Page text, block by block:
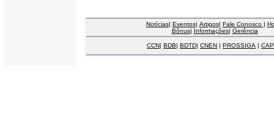
Notícias| Eventos| Artigos| Fale Conosco |
Bônus| Informações| Gerência
CCN| BDB| BDTD| CNEN | PROSSIGA |